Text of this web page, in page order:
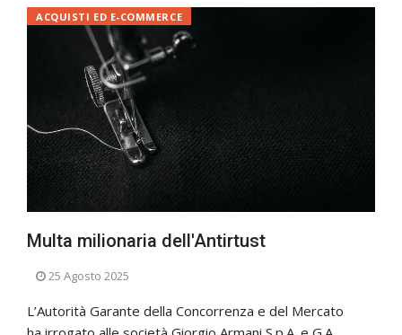
Multa milionaria dell'Antirtust
ACQUISTI ED E-COMMERCE
25 Agosto 2025
L’Autorità Garante della Concorrenza e del Mercato